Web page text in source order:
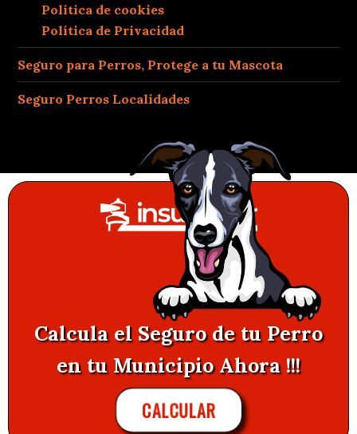
Política de cookies
Política de Privacidad
Seguro para Perros, Protege a tu Mascota
Seguro Perros Localidades
Calcula el Seguro de tu Perro
en tu Municipio Ahora !!!
CALCULAR